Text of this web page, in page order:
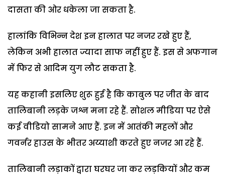
दासता की ओर धकेला जा सकता है.
हालांकि विभिन्न देश इन हालात पर नजर रखे हुए हैं,
लेकिन अभी हालात ज्यादा साफ नहीं हुए हैं. इस से अफगान
में फिर से आदिम युग लौट सकता है.
यह कहानी इसलिए शुरू हुई है कि काबुल पर जीत के बाद
तालिबानी लड़के जश्न मना रहे हैं. सोशल मीडिया पर ऐसे
कई वीडियो सामने आए हैं. इन में आतंकी महलों और
गवर्नर हाउस के भीतर अय्याशी करते हुए नजर आ रहे हैं.
तालिबानी लड़ाकों द्वारा घरघर जा कर लड़कियों और कम